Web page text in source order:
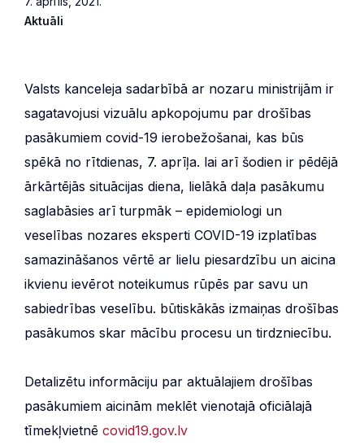
Aktuāli
Valsts kanceleja sadarbībā ar nozaru ministrijām ir
sagatavojusi vizuālu apkopojumu par drošības
pasākumiem covid-19 ierobežošanai, kas būs
spēkā no rītdienas, 7. aprīļa. lai arī šodien ir pēdējā
ārkārtējās situācijas diena, lielākā daļa pasākumu
saglabāsies arī turpmāk – epidemiologi un
veselības nozares eksperti COVID-19 izplatības
samazināšanos vērtē ar lielu piesardzību un aicina
ikvienu ievērot noteikumus rūpēs par savu un
sabiedrības veselību. būtiskākās izmaiņas drošības
pasākumos skar mācību procesu un tirdzniecību.
Detalizētu informāciju par aktuālajiem drošības
pasākumiem aicinām meklēt vienotajā oficiālajā
tīmekļvietnē covid19.gov.lv